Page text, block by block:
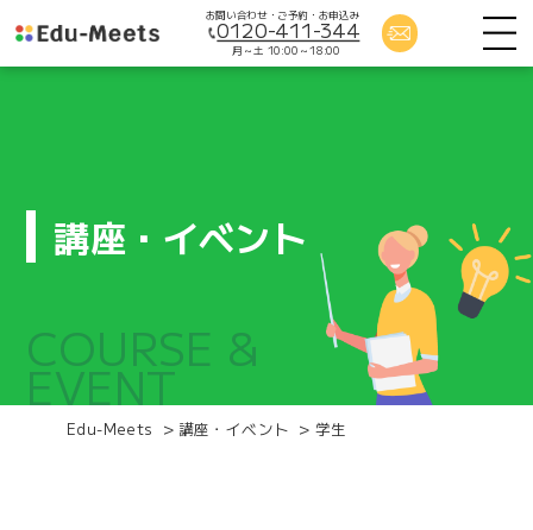
お問い合わせ・ご予約・お申込み
0120-411-344
月～土 10:00～18:00
講座・イベント
COURSE &
EVENT
Edu-Meets > 講座・イベント > 学生